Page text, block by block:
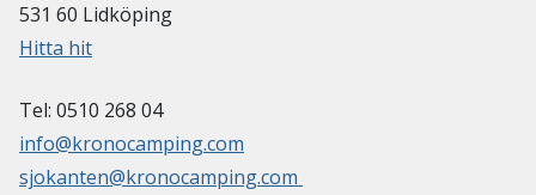
531 60 Lidköping
Hitta hit
Tel: 0510 268 04
info@kronocamping.com
sjokanten@kronocamping.com